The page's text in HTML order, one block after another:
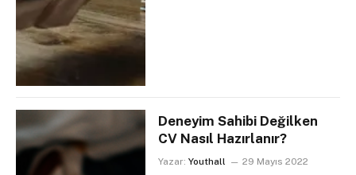
Deneyim Sahibi Değilken
CV Nasıl Hazırlanır?
Yazar: Youthall 29 Mayıs 2022